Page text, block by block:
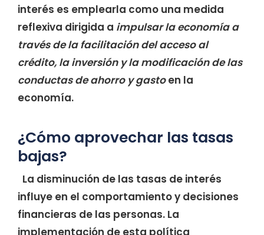
interés es emplearla como una medida
reflexiva dirigida a impulsar la economía a
través de la facilitación del acceso al
crédito, la inversión y la modificación de las
conductas de ahorro y gastoen la
economía.
¿Cómo aprovechar las tasas
bajas?
La disminución de las tasas de interés
influye en el comportamiento y decisiones
financieras de las personas. La
implementación de esta política